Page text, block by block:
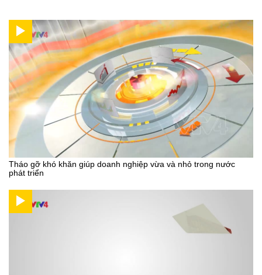
Tháo gỡ khó khăn giúp doanh nghiệp vừa và nhỏ trong nước
phát triển